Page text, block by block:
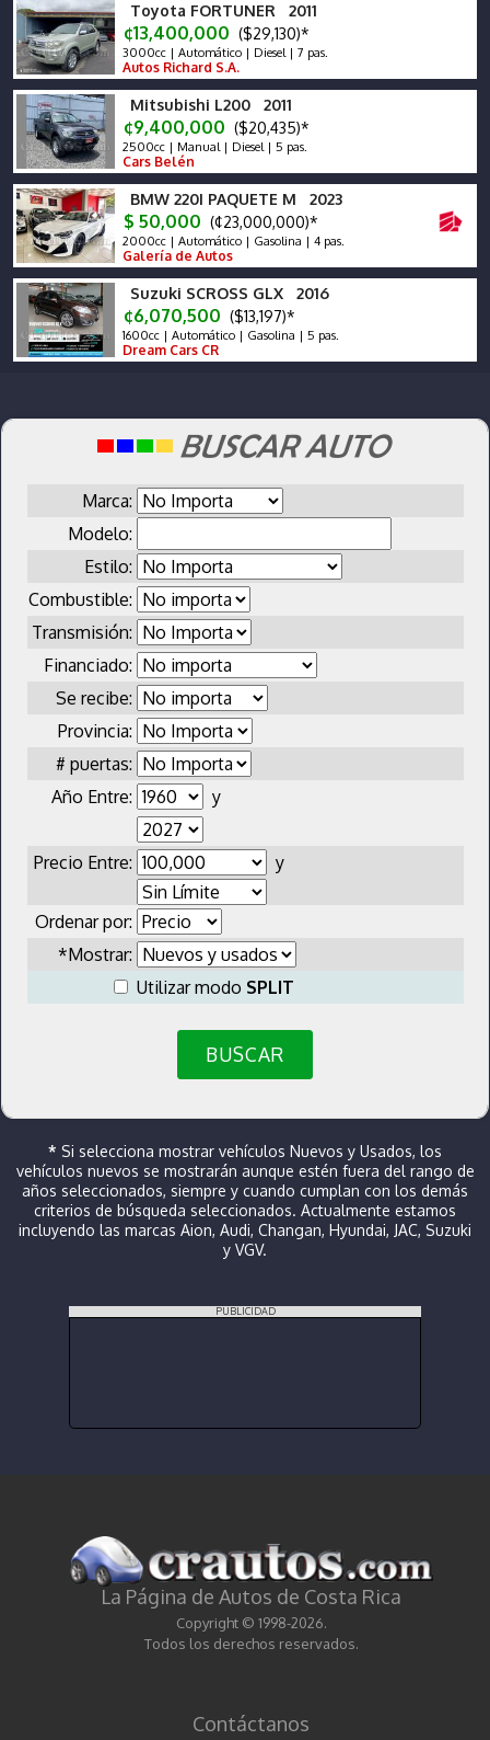
Toyota FORTUNER 2011
¢13,400,000 ($29,130)*
3000cc | Automático | Diesel | 7 pas.
Autos Richard S.A.
Mitsubishi L200 2011
¢9,400,000 ($20,435)*
2500cc | Manual | Diesel | 5 pas.
Cars Belén
BMW 220I PAQUETE M 2023
$ 50,000 (¢23,000,000)*
2000cc | Automático | Gasolina | 4 pas.
Galería de Autos
Suzuki SCROSS GLX 2016
¢6,070,500 ($13,197)*
1600cc | Automático | Gasolina | 5 pas.
Dream Cars CR
Marca:
Modelo:
Estilo:
Combustible:
Transmisión:
Financiado:
Se recibe:
Provincia:
# puertas:
Año Entre:
y
Precio Entre: y
Ordenar por:
*Mostrar:
Utilizar modo SPLIT
BUSCAR
* Si selecciona mostrar vehículos Nuevos y Usados, los
vehículos nuevos se mostrarán aunque estén fuera del rango de
años seleccionados, siempre y cuando cumplan con los demás
criterios de búsqueda seleccionados. Actualmente estamos
incluyendo las marcas Aion, Audi, Changan, Hyundai, JAC, Suzuki
y VGV.
PUBLICIDAD
La Página de Autos de Costa Rica
Copyright © 1998-2026.
Todos los derechos reservados.
Contáctanos